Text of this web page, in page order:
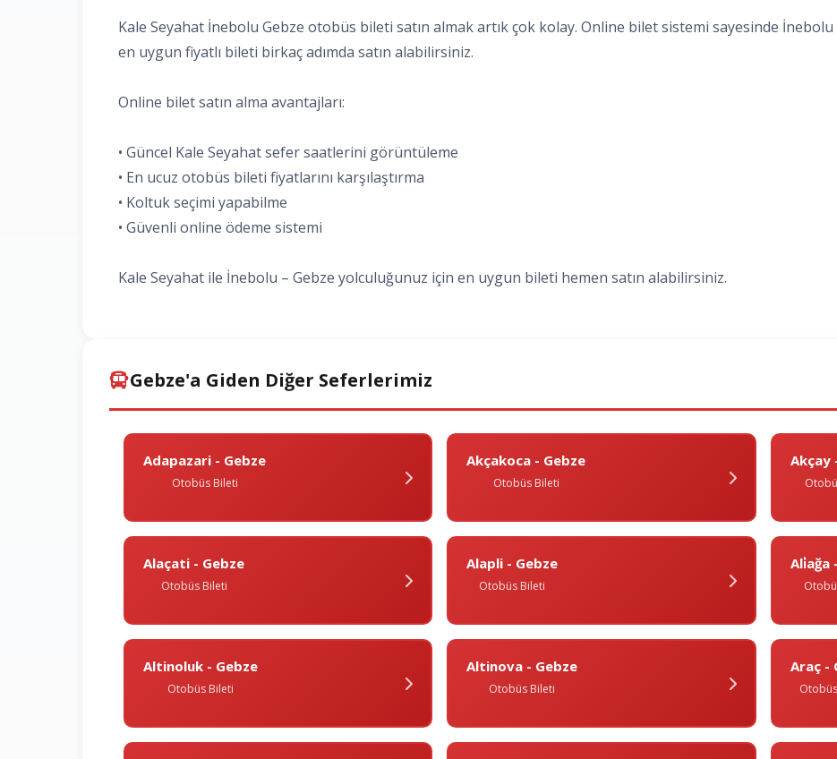
Kale Seyahat İnebolu Gebze otobüs bileti satın almak artık çok kolay. Online bilet sistemi sayesinde
en uygun fiyatlı bileti birkaç adımda satın alabilirsiniz.
Online bilet satın alma avantajları:
• Güncel Kale Seyahat sefer saatlerini görüntüleme
• En ucuz otobüs bileti fiyatlarını karşılaştırma
• Koltuk seçimi yapabilme
• Güvenli online ödeme sistemi
Kale Seyahat ile İnebolu – Gebze yolculuğunuz için en uygun bileti hemen satın alabilirsiniz.
Gebze'a Giden Diğer Seferlerimiz
Adapazari - Gebze
Otobüs Bileti
Akçakoca - Gebze
Otobüs Bileti
Akçay
Alaçati - Gebze
Otobüs Bileti
Alapli - Gebze
Otobüs Bileti
Ali̇ağa
Altinoluk - Gebze
Otobüs Bileti
Altinova - Gebze
Otobüs Bileti
Araç -